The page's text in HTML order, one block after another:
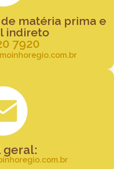
matéria prima e
indireto
7920
geral: